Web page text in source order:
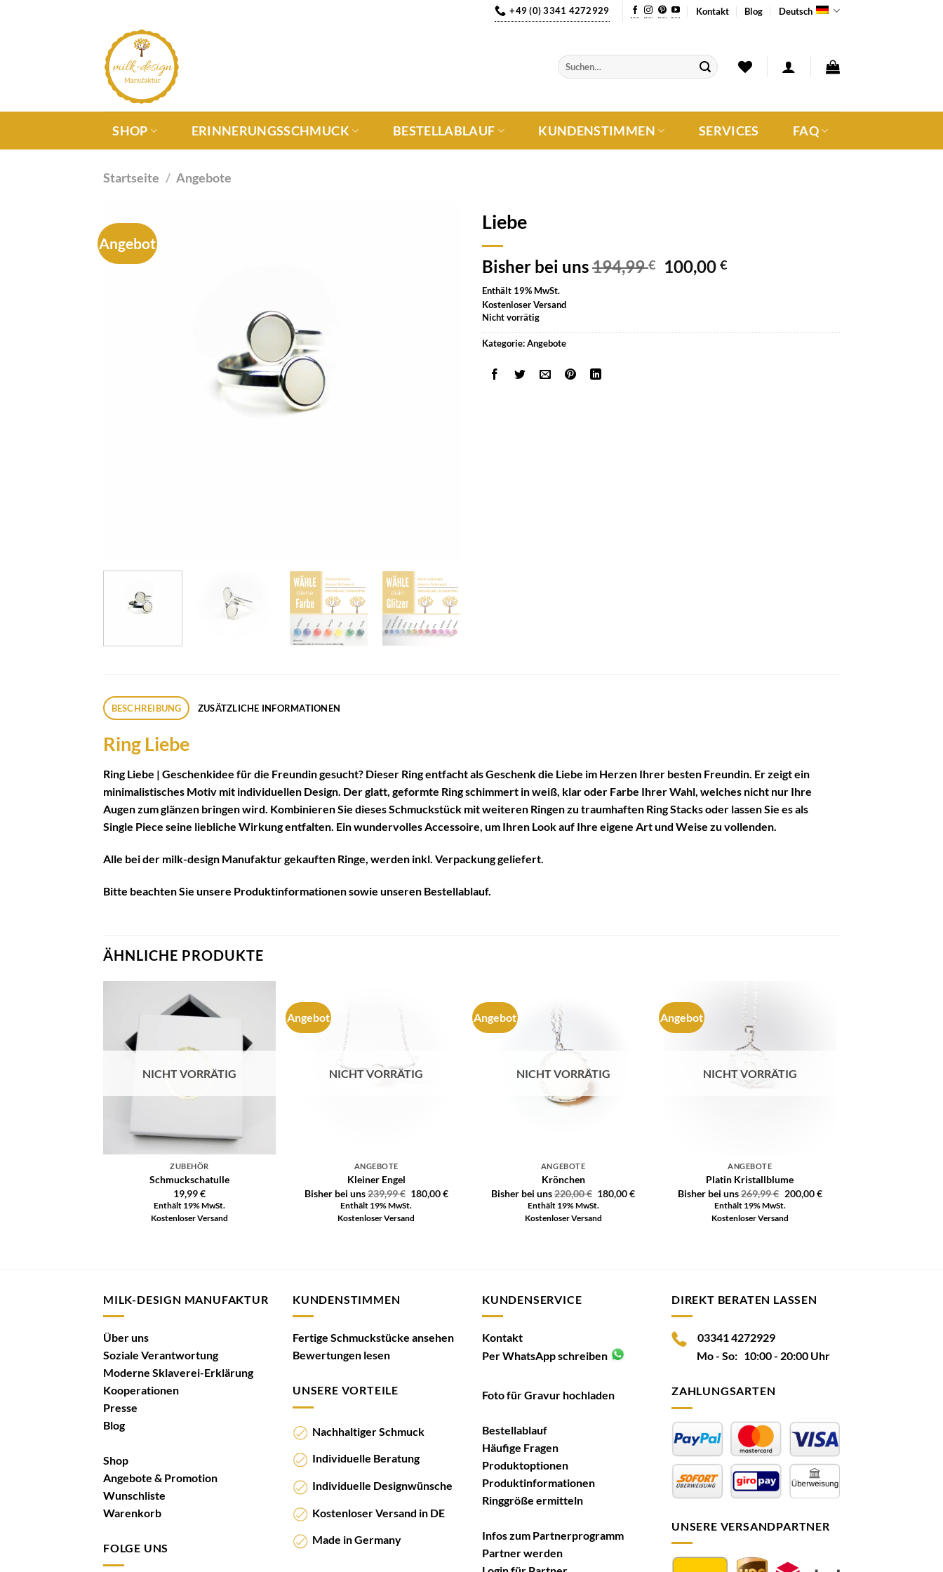
+49 (0) 3341 4272929 Kontakt Blog Deutsch
SHOP ERINNERUNGSSCHMUCK BESTELLABLAUF KUNDENSTIMMEN SERVICES FAQ
Startseite / Angebote
Angebot
Liebe
Bisher bei uns194,99€ 100,00€
Enthält 19% MwSt.
Kostenloser Versand
Nicht vorrätig
Kategorie:Angebote
BESCHREIBUNG ZUSÄTZLICHE INFORMATIONEN
Ring Liebe
Ring Liebe | Geschenkidee für die Freundin gesucht? Dieser Ring entfacht als Geschenk die Liebe im Herzen Ihrer besten Freundin. Er zeigt ein
minimalistisches Motiv mit individuellen Design. Der glatt, geformte Ring schimmert in weiß, klar oder Farbe Ihrer Wahl, welches nicht nur Ihre
Augen zum glänzen bringen wird. Kombinieren Sie dieses Schmuckstück mit weiteren Ringen zu traumhaften Ring Stacks oder lassen Sie es als
Single Piece seine liebliche Wirkung entfalten. Ein wundervolles Accessoire, um Ihren Look auf Ihre eigene Art und Weise zu vollenden.
Alle bei der milk-design Manufaktur gekauften Ringe, werden inkl. Verpackung geliefert.
Bitte beachten Sie unsere Produktinformationensowie unseren Bestellablauf.
ÄHNLICHE PRODUKTE
NICHT VORRÄTIG
ZUBEHÖR
Schmuckschatulle
19,99€
Enthält 19% MwSt.
Kostenloser Versand
Angebot
NICHT VORRÄTIG
ANGEBOTE
Kleiner Engel
Bisher bei uns239,99€ 180,00€
Enthält 19% MwSt.
Kostenloser Versand
Angebot
NICHT VORRÄTIG
ANGEBOTE
Krönchen
Bisher bei uns220,00€ 180,00€
Enthält 19% MwSt.
Kostenloser Versand
Angebot
NICHT VORRÄTIG
ANGEBOTE
Platin Kristallblume
Bisher bei uns269,99€ 200,00€
Enthält 19% MwSt.
Kostenloser Versand
MILK-DESIGN MANUFAKTUR
Über uns
Soziale Verantwortung
Moderne Sklaverei-Erklärung
Kooperationen
Presse
Blog
Shop
Angebote & Promotion
Wunschliste
Warenkorb
FOLGE UNS
KUNDENSTIMMEN
Fertige Schmuckstücke ansehen
Bewertungen lesen
UNSERE VORTEILE
Nachhaltiger Schmuck
Individuelle Beratung
Individuelle Designwünsche
Kostenloser Versand in DE
Made in Germany
KUNDENSERVICE
Kontakt
Per WhatsApp schreiben
Foto für Gravur hochladen
Bestellablauf
Häufige Fragen
Produktoptionen
Produktinformationen
Ringgröße ermitteln
Infos zum Partnerprogramm
Partner werden
DIREKT BERATEN LASSEN
03341 4272929
Mo - So: 10:00 - 20:00 Uhr
ZAHLUNGSARTEN
UNSERE VERSANDPARTNER